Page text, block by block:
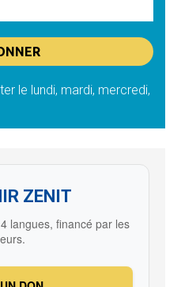
le lundi, mardi, mercredi,
ZENIT
langues, financé par les